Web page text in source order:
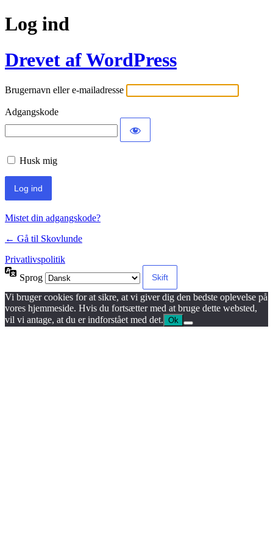
Log ind
Drevet af WordPress
Brugernavn eller e-mailadresse
Adgangskode
Husk mig
Mistet din adgangskode?
← Gå til Skovlunde
Privatlivspolitik
Sprog
Vi bruger cookies for at sikre, at vi giver dig den bedste oplevelse på
vores hjemmeside. Hvis du fortsætter med at bruge dette websted,
vil vi antage, at du er indforstået med det. Ok